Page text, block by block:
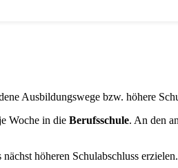
Ausbildungswege bzw. höhere
Woche in die Berufsschule. An den
höheren Schulabschluss